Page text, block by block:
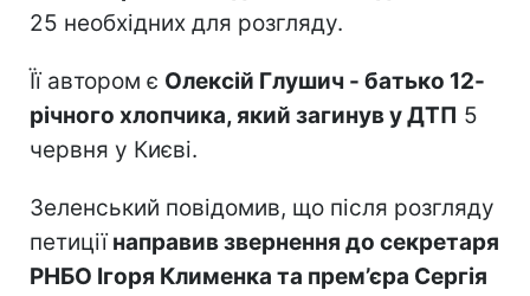
25 необхідних для розгляду.
Її автором є Олексій Глушич - батько 12-
річного хлопчика, який загинув у ДТП 5
червня у Києві.
Зеленський повідомив, що після розгляду
петиціїнаправив звернення до секретаря
РНБО Ігоря Клименка та прем’єра Сергія